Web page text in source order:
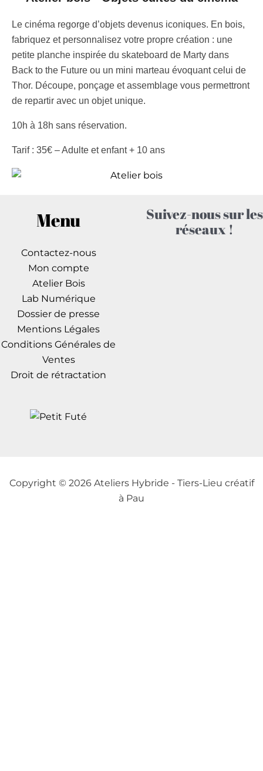
Le cinéma regorge d’objets devenus iconiques. En bois,
fabriquez et personnalisez votre propre création : une
petite planche inspirée du skateboard de Marty dans
Back to the Future ou un mini marteau évoquant celui de
Thor. Découpe, ponçage et assemblage vous permettront
de repartir avec un objet unique.
10h à 18h sans réservation.
Tarif : 35€ – Adulte et enfant + 10 ans
Menu
Contactez-nous
Mon compte
Atelier Bois
Lab Numérique
Dossier de presse
Mentions Légales
Conditions Générales de
Ventes
Droit de rétractation
Suivez-nous sur les
réseaux !
Copyright © 2026 Ateliers Hybride - Tiers-Lieu créatif
à Pau